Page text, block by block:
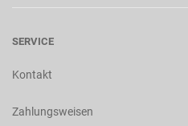
SERVICE
Kontakt
Zahlungsweisen